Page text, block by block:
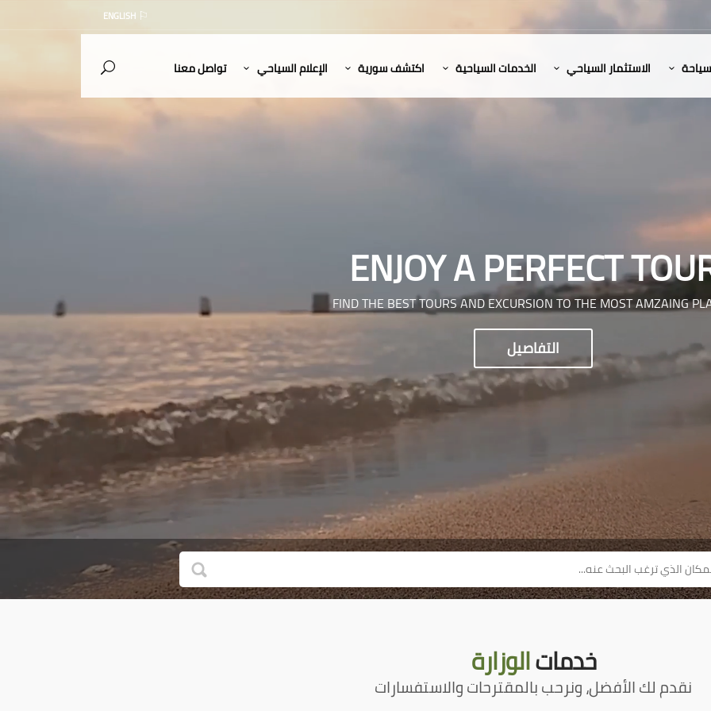
ENGLISH
الاستثمار السياحي الخدمات السياحية اكتشف سورية الإعلام السياحي تواصل معنا
ENJOY A PERFECT
FIND THE BEST TOURS AND EXCURSION TO THE MOST AMZAING
التفاصيل
خدماتالوزارة
نقدم لك الأفضل، ونرحب بالمقترحات والاستفسارات